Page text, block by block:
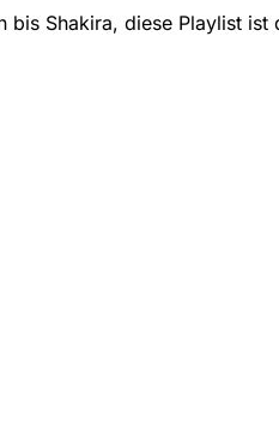
Shakira, diese Playlist